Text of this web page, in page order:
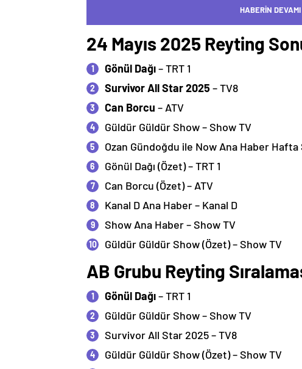
HABERİN DEVAMI
24 Mayıs 2025 Reyting
Gönül Dağı– TRT 1
Survivor All Star 2025 – TV8
Can Borcu – ATV
Güldür Güldür Show – Show TV
Ozan Gündoğdu ile Now Ana Haber Hafta
Gönül Dağı (Özet) – TRT 1
Can Borcu (Özet) – ATV
Kanal D Ana Haber – Kanal D
Show Ana Haber – Show TV
Güldür Güldür Show (Özet) – Show TV
AB Grubu Reyting
Gönül Dağı– TRT 1
Güldür Güldür Show – Show TV
Survivor All Star 2025 – TV8
Güldür Güldür Show (Özet) – Show TV